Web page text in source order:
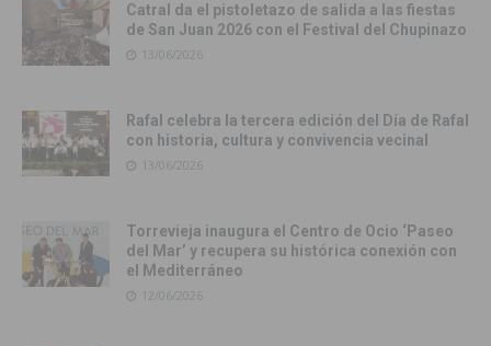
Catral da el pistoletazo de salida a las fiestas
de San Juan 2026 con el Festival del Chupinazo
13/06/2026
Rafal celebra la tercera edición del Día de Rafal
con historia, cultura y convivencia vecinal
13/06/2026
Torrevieja inaugura el Centro de Ocio ‘Paseo
del Mar’ y recupera su histórica conexión con
el Mediterráneo
12/06/2026